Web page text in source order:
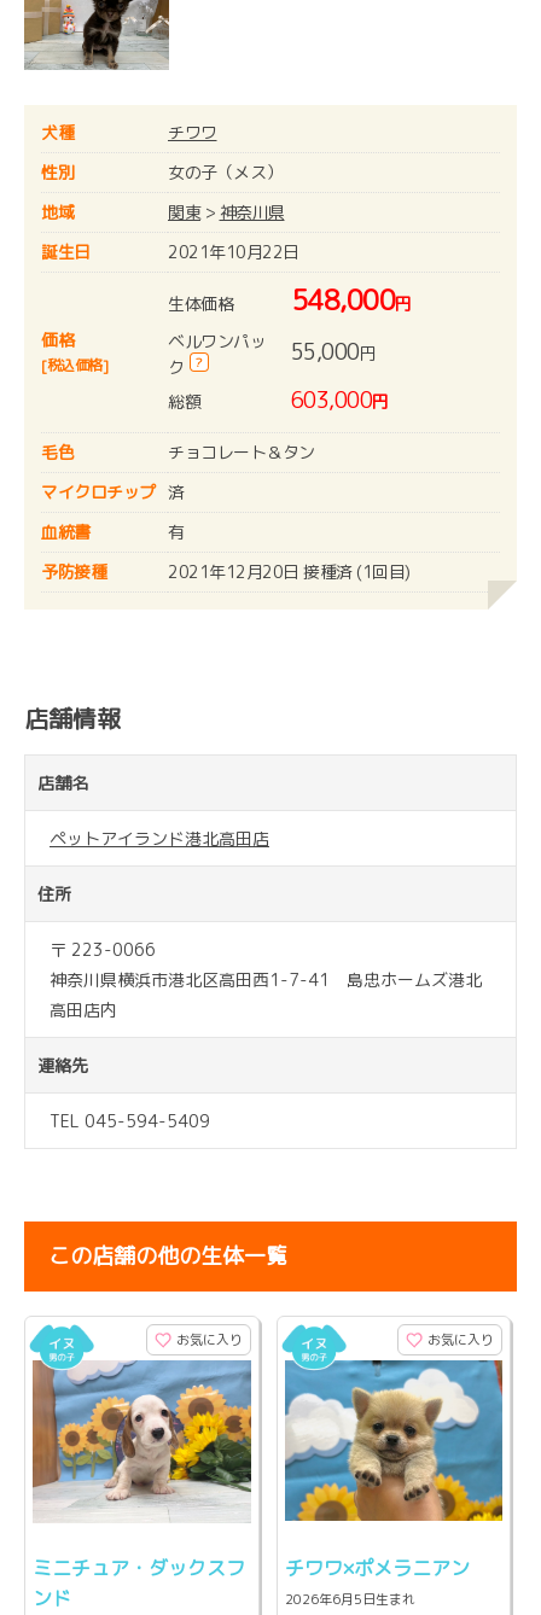
犬種
チワワ
性別
女の子（メス）
地域
関東> 神奈川県
誕生日
2021年10月22日
価格
[税込価格]
生体価格 548,000円
ベルワンパッ
ク
? 55,000円
総額 603,000円
毛色
チョコレート＆タン
マイクロチップ 済
血統書
有
予防接種
2021年12月20日 接種済 (1回目)
店舗情報
店舗名
ペットアイランド港北高田店
住所
〒 223-0066
神奈川県横浜市港北区高田西1-7-41 島忠ホームズ港北
高田店内
連絡先
TEL 045-594-5409
この店舗の他の生体一覧
お気に入り
ミニチュア・ダックスフ
ンド
お気に入り
チワワ×ポメラニアン
2026年6月5日生まれ